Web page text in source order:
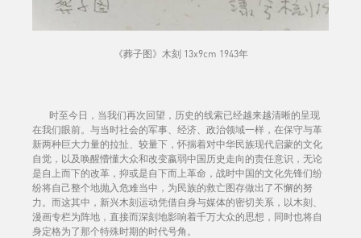
《葬子图》木刻 13x9cm 1943年
时至今日，当我们再次回望，历史的线索已经越来越清晰的呈现
在我们眼前。与当时社会的军事、经济、政治领域一样，在保守与革
新两种巨大力量的拉扯、较量下，怀揣着对中华民族现代启蒙的文化
自觉，以及唤醒懵懂大众和改变嬴弱中国历史走向的责任意识，无论
是自上而下的改革，抑或是自下而上革命，战时中国的文化先锋们纷
纷将自己整个地抛入危难当中，为民族的救亡图存做出了不懈的努
力。而这其中，新兴木刻运动凭借自身与媒体的密切关系，以木刻、
漫画专栏为阵地，直接而深刻地影响着千万大众的思想，同时也将自
身定格为了那个特殊时期的时代号角。